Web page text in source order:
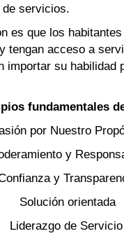
servicios.
es que los
tengan acceso a
importar su habilidad
fundamentales
por Nuestro
y
y
Solución orientada
Liderazgo de Servicio